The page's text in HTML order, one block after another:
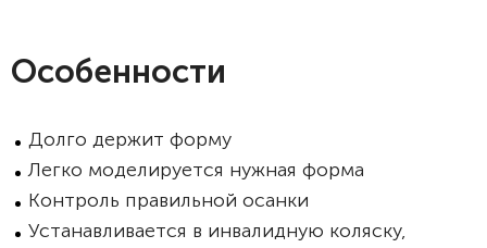
Особенности
Долго держит форму
Легко моделируется нужная форма
Контроль правильной осанки
Устанавливается в инвалидную коляску,